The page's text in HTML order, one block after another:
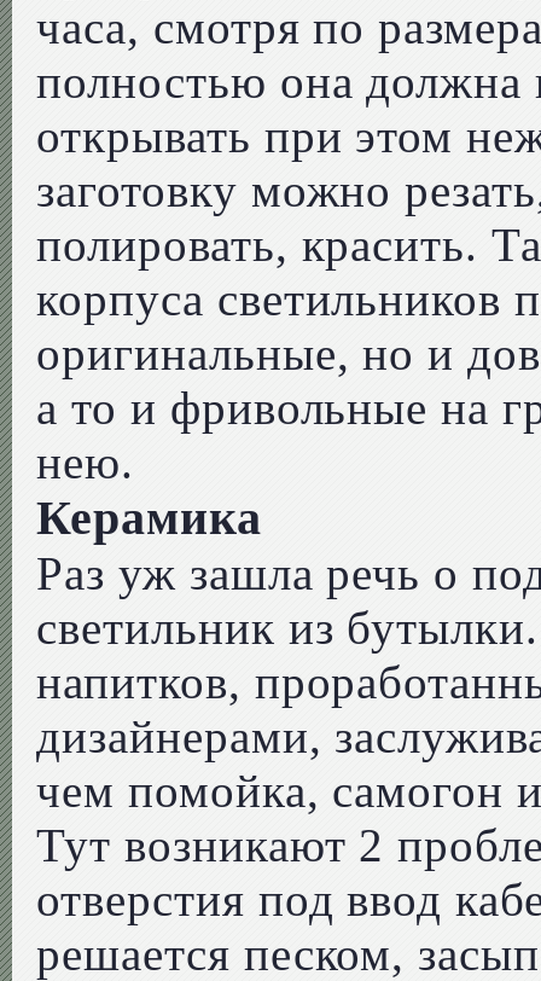
часа, смотря по
полностью она должна
открывать при этом
заготовку можно
полировать, красить.
корпуса светильников
оригинальные, но и
а то и фривольные на
нею.
Керамика
Раз уж зашла речь о
светильник из
напитков,
дизайнерами,
чем помойка, самогон
Тут возникают 2
отверстия под ввод
решается песком,